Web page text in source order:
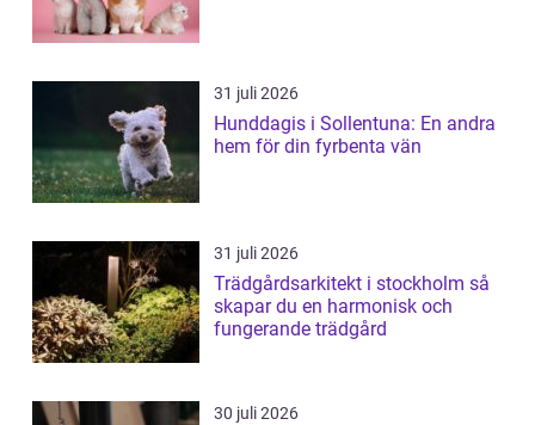
31 juli 2026
Hunddagis i Sollentuna: En andra
hem för din fyrbenta vän
31 juli 2026
Trädgårdsarkitekt i stockholm så
skapar du en harmonisk och
fungerande trädgård
30 juli 2026